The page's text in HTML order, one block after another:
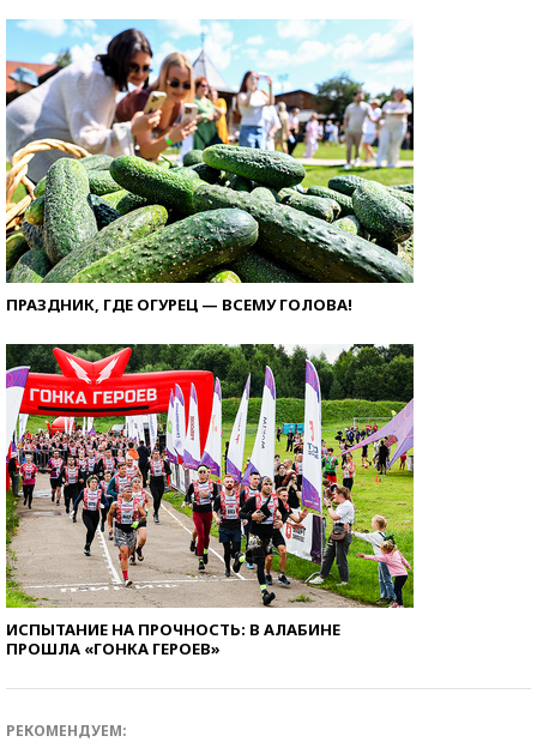
ПРАЗДНИК, ГДЕ ОГУРЕЦ — ВСЕМУ ГОЛОВА!
ИСПЫТАНИЕ НА ПРОЧНОСТЬ: В АЛАБИНЕ
ПРОШЛА «ГОНКА ГЕРОЕВ»
РЕКОМЕНДУЕМ: